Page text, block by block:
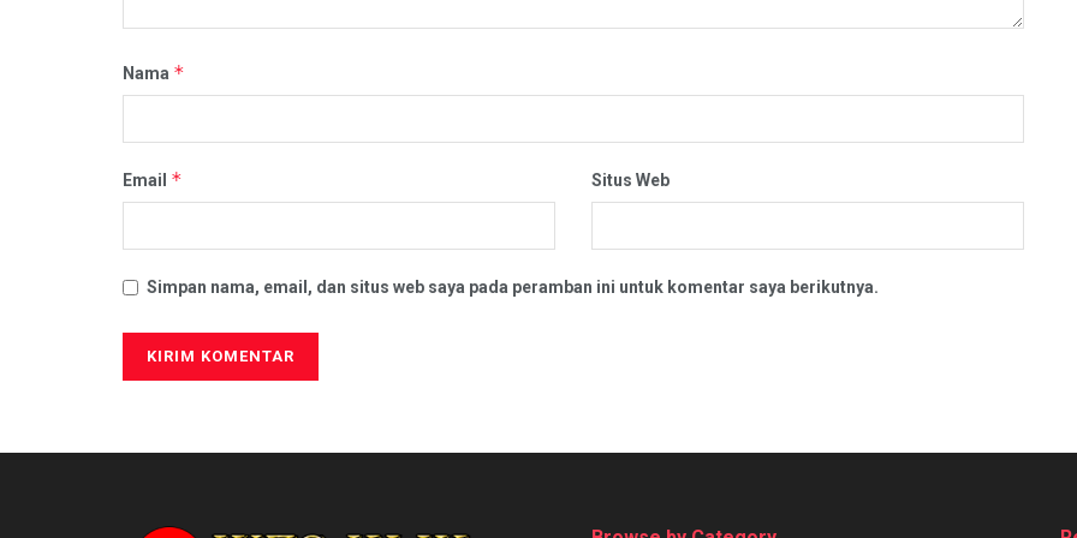
Nama *
Email * Situs Web
Simpan nama, email, dan situs web saya pada peramban ini untuk komentar saya berikutnya.